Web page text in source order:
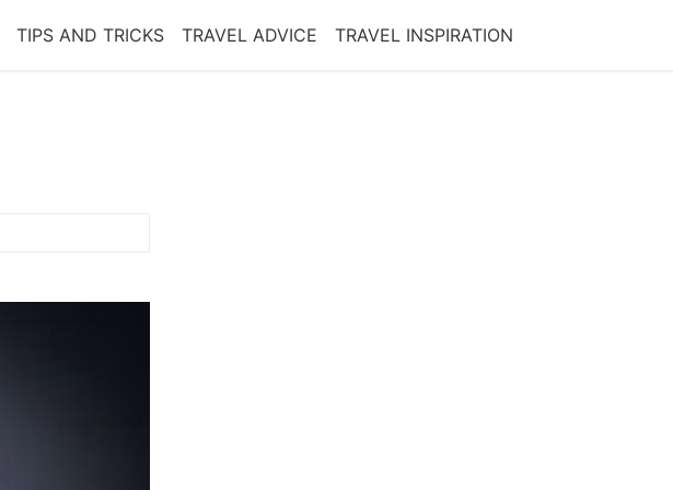
TIPS AND TRICKS TRAVEL ADVICE TRAVEL INSPIRATION